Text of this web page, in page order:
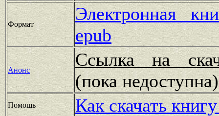
Формат
Электронная
epub
Анонс
Ссылка на
(пока
Помощь Как скачать